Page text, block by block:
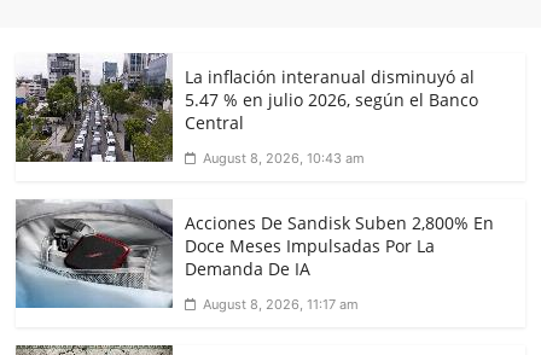
La inflación interanual disminuyó al
5.47 % en julio 2026, según el Banco
Central
August 8, 2026, 10:43 am
Acciones De Sandisk Suben 2,800% En
Doce Meses Impulsadas Por La
Demanda De IA
August 8, 2026, 11:17 am